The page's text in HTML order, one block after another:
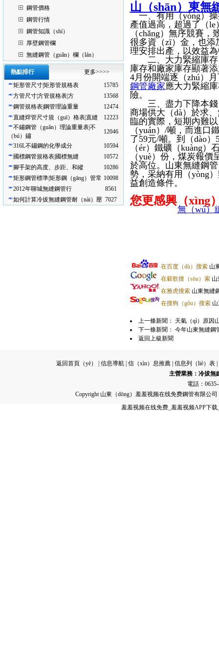
鋼管價格
鋼管行情
鋼管知識（shí）
厚壁鋼管欄
無縫鋼管（guǎn）欄（lán）
熱點排行
更多>>>>
矩形管尺寸|矩形管規格表
15785
方管尺寸|方管規格表|方
13568
鋼管規格表|鋼管理論重量
12474
直縫焊管尺寸規（guī）格表|直縫
12223
不鏽鋼管（guǎn）理論重量表|不
（bú）鏽
12046
316L不鏽鋼的化學成分
10594
國標鋼管規格表|國標無縫
10572
腳手架的高度、步距、和縱
10286
矩形鋼管標準|矩形鋼（gāng）管常 10098
2012年聊城無縫鋼管行
8561
如何計算冷拔無縫鋼管耐（nài）壓 7027
山（shān）東無
一、有用（yòng）操
產值過高，超過了（
（chǎng）無序競賽
很多資（zī）金，也
理安排出產，以效益
二、大力緊縮庫存
庫存和廠家庫存顯著
4月份開端逐（zhú）
鋼管廠家應大力緊縮
險。
三、盡力下降本錢
商場供大（dà）於求
臨的實際，短期內難
（yuán）/噸，而進口
了59元/噸。到（dào
（ér）鐵礦（kuàng
（yuè）份，煤炭報
於高位。山東無縫鋼
勢，采納有用（yòng
益創造條件。
您更感興（xìng
無（wú）
在百度（dù）搜索山
在穀歌搜（sōu）索山
在雅虎搜索山東無縫
在搜狗（gǒu）搜索山
上一條新聞：
天氣（qì）原因
下一條新聞： 今年山東無縫鋼
返回上級新聞
返回首頁（yè） 信息導航| 信（xìn）息推薦| 信息列（liè）表|
主營業務： 冷拔無
電話：
Copyright 山東（dōng）羞羞视频在线免费鋼管有限公
羞羞视频在线免费_羞羞视频APP下